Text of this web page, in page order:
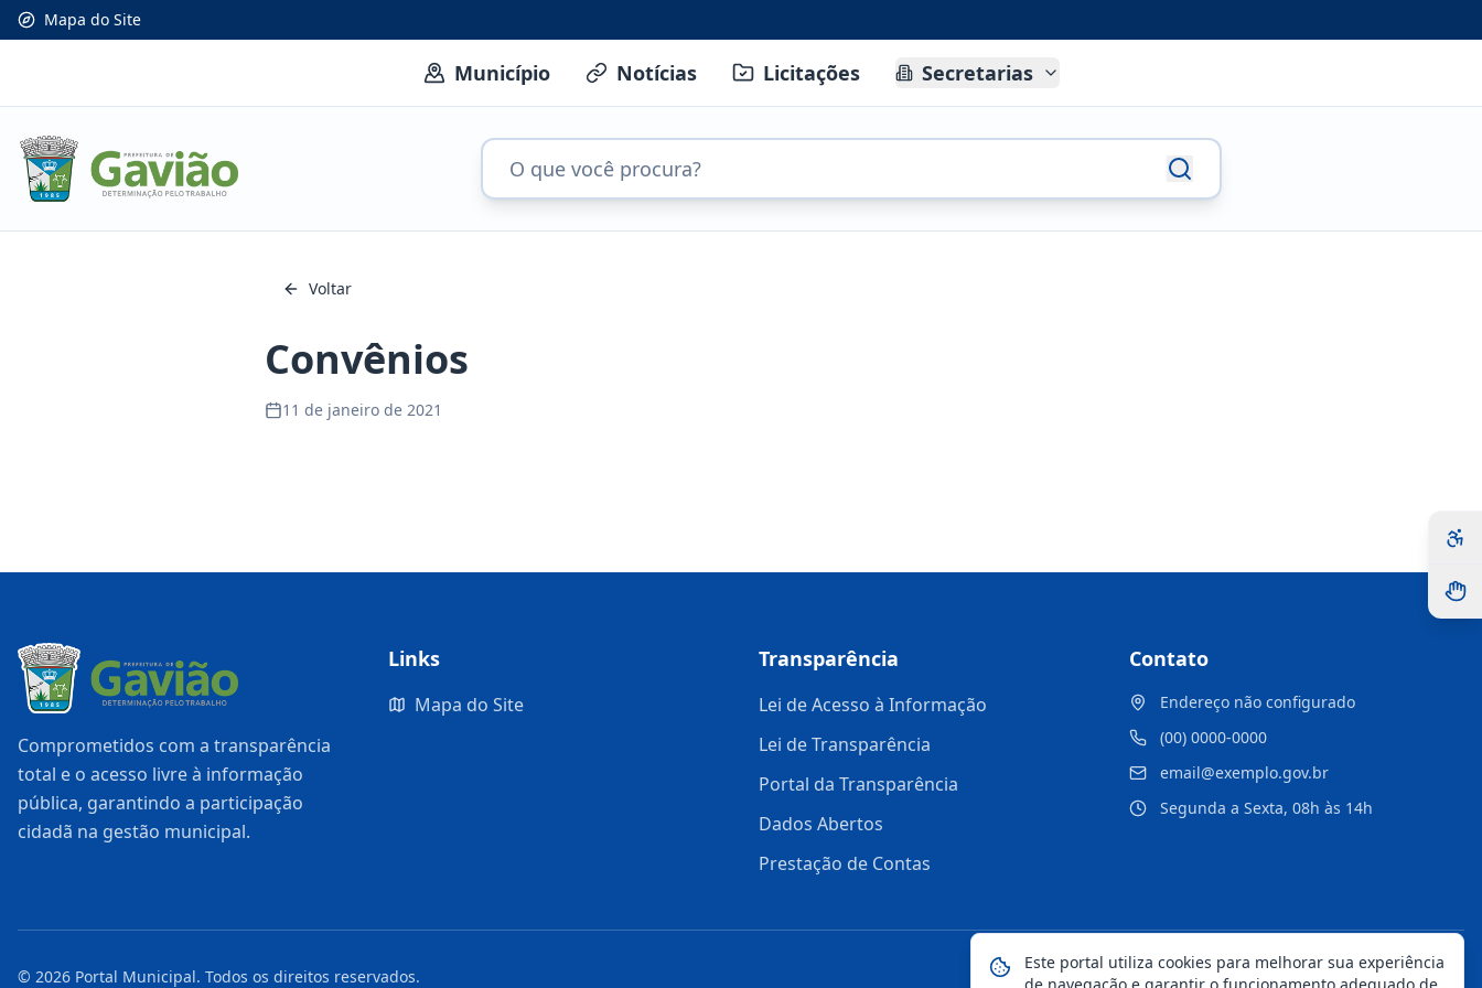
Mapa do Site
Município Notícias Licitações Secretarias
Voltar
Convênios
11 de janeiro de 2021
Comprometidos com a transparência
total e o acesso livre à informação
pública, garantindo a participação
cidadã na gestão municipal.
Links
Mapa do Site
Transparência
Lei de Acesso à Informação
Lei de Transparência
Portal da Transparência
Dados Abertos
Prestação de Contas
Contato
Endereço não configurado
(00) 0000-0000
email@exemplo.gov.br
Segunda a Sexta, 08h às 14h
© 2026 Portal Municipal. Todos os direitos reservados. Mapa do Site Notícias Transparência
Este portal utiliza cookies para melhorar sua experiência